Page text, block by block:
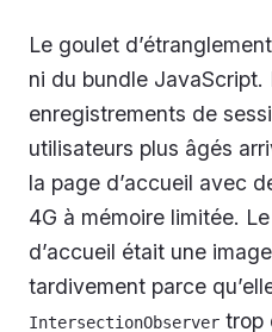
Le goulet
ni du bundle JavaScript.
enregistrements de
utilisateurs plus âgés
la page d’accueil avec
4G à mémoire limitée.
d’accueil était une
tardivement parce
IntersectionObserver trop